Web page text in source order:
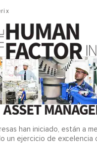
han iniciado, están a
un ejercicio de excelencia